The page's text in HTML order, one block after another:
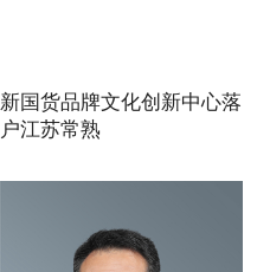
新国货品牌文化创新中心落
户江苏常熟